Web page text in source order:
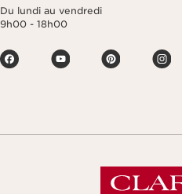
Du lundi au vendredi
9h00 - 18h00